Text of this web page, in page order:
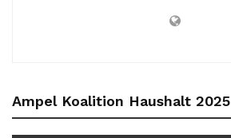
Ampel Koalition Haushalt 2025